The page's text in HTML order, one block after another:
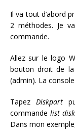
Il va tout d’abord
2 méthodes. Je
commande.
Allez sur le logo
bouton droit de la
(admin). La
TapezDiskpart
commande list disk
Dans mon